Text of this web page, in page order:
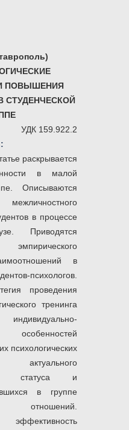
ПОВЫШЕНИЯ
СТУДЕНЧЕСКОЙ
УДК 159.922.2
раскрывается
в малой
Описываются
в процессе
Приводятся
в
психологов.
проведения
тренинга
особенностей
психологических
статуса и
в группе
отношений.